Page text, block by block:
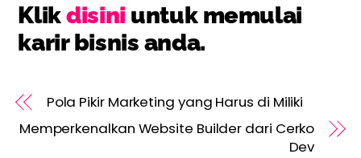
Klikdisini untuk memulai
karir bisnis anda.
Pola Pikir Marketing yang Harus di Miliki
Memperkenalkan Website Builder dari Cerko
Dev